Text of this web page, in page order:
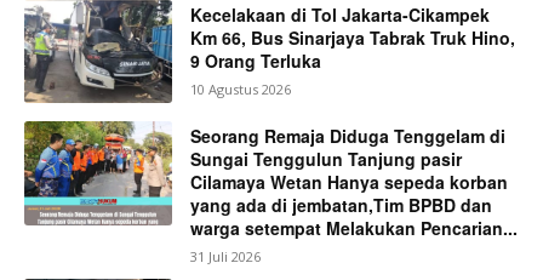
Kecelakaan di Tol Jakarta-Cikampek
Km 66, Bus Sinarjaya Tabrak Truk Hino,
9 Orang Terluka
10 Agustus 2026
Seorang Remaja Diduga Tenggelam di
Sungai Tenggulun Tanjung pasir
Cilamaya Wetan Hanya sepeda korban
yang ada di jembatan,Tim BPBD dan
warga setempat Melakukan Pencarian...
31 Juli 2026